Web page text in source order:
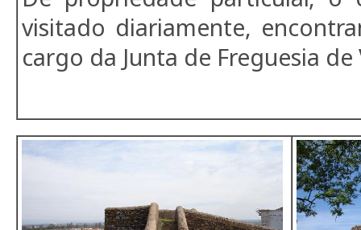
visitado diariamente,
cargo da Junta de Freguesia de